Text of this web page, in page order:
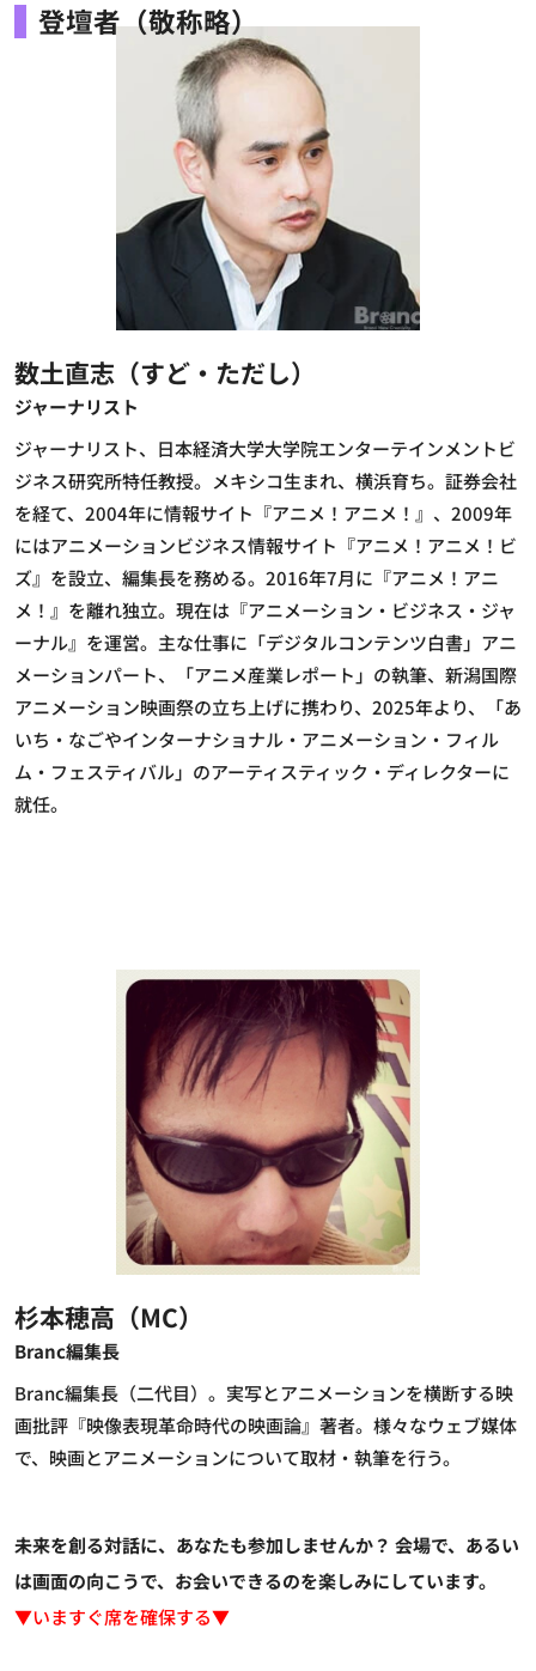
登壇者（敬称略）
数土直志（すど・ただし）
ジャーナリスト
ジャーナリスト、日本経済大学大学院エンターテインメントビ
ジネス研究所特任教授。メキシコ生まれ、横浜育ち。証券会社
を経て、2004年に情報サイト『アニメ！アニメ！』、2009年
にはアニメーションビジネス情報サイト『アニメ！アニメ！ビ
ズ』を設立、編集長を務める。2016年7月に『アニメ！アニ
メ！』を離れ独立。現在は『アニメーション・ビジネス・ジャ
ーナル』を運営。主な仕事に「デジタルコンテンツ白書」アニ
メーションパート、「アニメ産業レポート」の執筆、新潟国際
アニメーション映画祭の立ち上げに携わり、2025年より、「あ
いち・なごやインターナショナル・アニメーション・フィル
ム・フェスティバル」のアーティスティック・ディレクターに
就任。
杉本穂高（MC）
Branc編集長
Branc編集長（二代目）。実写とアニメーションを横断する映
画批評『映像表現革命時代の映画論』著者。様々なウェブ媒体
で、映画とアニメーションについて取材・執筆を行う。
未来を創る対話に、あなたも参加しませんか？ 会場で、あるい
は画面の向こうで、お会いできるのを楽しみにしています。
▼いますぐ席を確保する▼